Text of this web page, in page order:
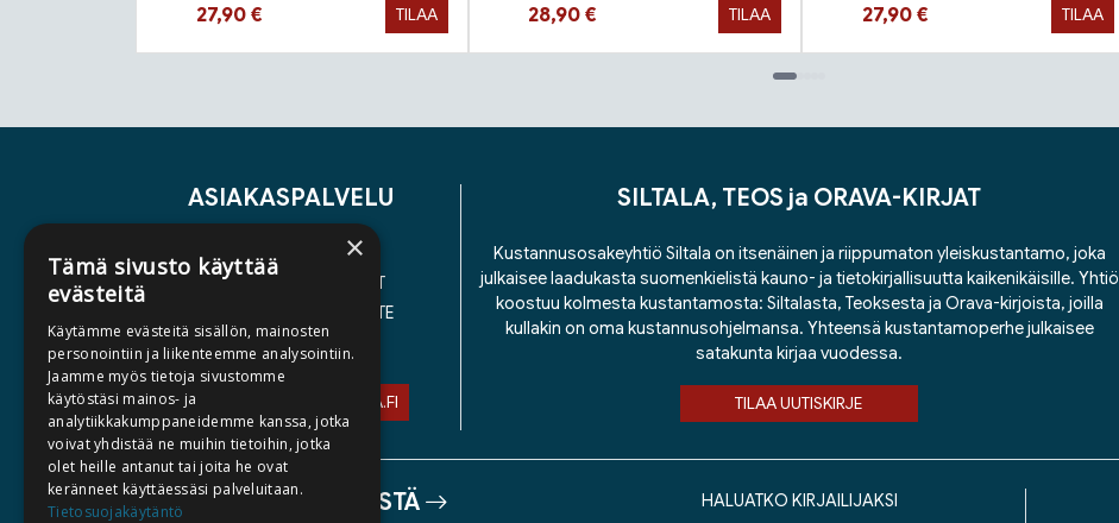
Hinta nyt
27,90 € TILAA Hinta nyt
28,90 € TILAA Hinta nyt
27,90 € TILAA
ASIAKASPALVELU
YHTEYSTIEDOT
YLEISET TOIMITUSEHDOT
SAAVUTETTAVUUSSELOSTE
TIETOSUOJASELOSTE
ASIAKASPALVELU@STORIA.FI
SILTALA, TEOS ja ORAVA-KIRJAT
Kustannusosakeyhtiö Siltala on itsenäinen ja riippumaton yleiskustantamo, joka
julkaisee laadukasta suomenkielistä kauno- ja tietokirjallisuutta kaikenikäisille. Yhtiö
koostuu kolmesta kustantamosta: Siltalasta, Teoksesta ja Orava-kirjoista, joilla
kullakin on oma kustannusohjelmansa. Yhteensä kustantamoperhe julkaisee
satakunta kirjaa vuodessa.
TILAA UUTISKIRJE
TIETOA MEISTÄ HALUATKO KIRJAILIJAKSI
×
Tämä sivusto käyttää
evästeitä
Käytämme evästeitä sisällön, mainosten
personointiin ja liikenteemme analysointiin.
Jaamme myös tietoja sivustomme
käytöstäsi mainos- ja
analytiikkakumppaneidemme kanssa, jotka
voivat yhdistää ne muihin tietoihin, jotka
olet heille antanut tai joita he ovat
keränneet käyttäessäsi palveluitaan.
Tietosuojakäytäntö